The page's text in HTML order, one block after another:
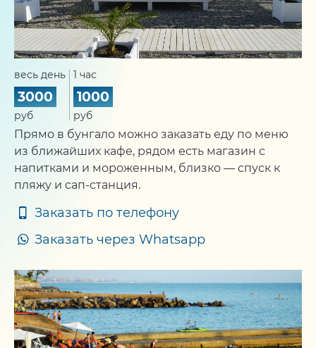
весь день
3000
руб
1 час
1000
руб
Прямо в бунгало можно заказать еду по меню
из ближайших кафе, рядом есть магазин с
напитками и мороженным, близко — спуск к
пляжу и сап-станция.
Заказать по телефону
Заказать через Whatsapp